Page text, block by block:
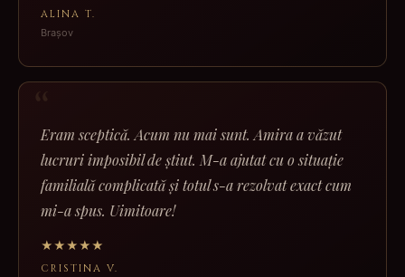
ALINA T.
Brașov
Eram sceptică. Acum nu mai sunt. Amira a văzut
lucruri imposibil de știut. M-a ajutat cu o situație
familială complicată și totul s-a rezolvat exact cum
mi-a spus. Uimitoare!
★★★★★
CRISTINA V.